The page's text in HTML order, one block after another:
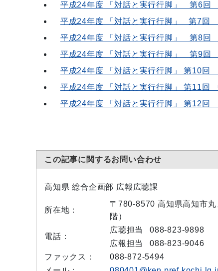
平成24年度 「対話と実行行脚」 第6回
平成24年度 「対話と実行行脚」 第7回
平成24年度 「対話と実行行脚」 第8回
平成24年度 「対話と実行行脚」 第9回
平成24年度 「対話と実行行脚」 第10回
平成24年度 「対話と実行行脚」 第11回
平成24年度 「対話と実行行脚」 第12回
この記事に関するお問い合わせ
高知県 総合企画部 広報広聴課
所在地：
〒780-8570 高知県高知市
階）
電話：
広聴担当
088-823-9898
広報担当
088-823-9046
ファックス：
088-872-5494